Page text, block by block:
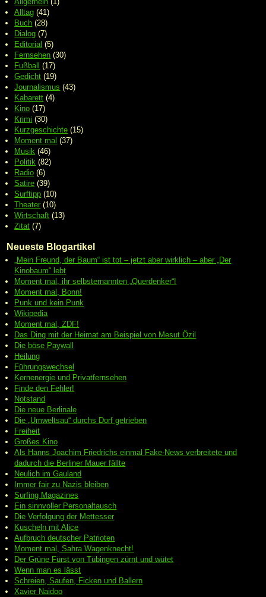
Alltag (41)
Buch (28)
Dialog (7)
Editorial (5)
Fernsehen (30)
Fußball (17)
Gedicht (19)
Journalismus (43)
Kabarett (4)
Kino (17)
Krimi (30)
Kurzgeschichte (15)
Moment mal (37)
Musik (46)
Politik (82)
Radio (6)
Satire (39)
Surftipp (10)
Theater (10)
Wirtschaft (13)
Zitat (7)
Neueste Blogartikel
„Mein Freund, der Baum“ ist tot – jetzt aber wirklich – aber „Der
Kinobaum“ lebt
Moment mal, ihr selbsternannten „Querdenker“!
Moment mal, Bonn!
Punk und kein Punk
Wikipedia
Moment mal, ZDF!
Das Ding mit der Heimat am Beispiel von Mesut Özil
Die böse Paywall
Heilung
Führungswechsel
Kernenergie und Privatfernsehen
Finde den Fehler!
Notstand
Die neue Berlinale
Die „Umweltsau“ durchs Dorf getrieben
Freiheit
Großes Kino
Als Hanns Joachim Friedrichs einmal Fake-News verbreitete und
dadurch die Berliner Mauer fällte
Neulich im Gauland
Immer fair zu Nazis bleiben
Surfing Magazines
Ein sinnvoller Personaltausch
Die Verfolgung der Mettesser
Kuscheln mit Alice
Aufbruch deutscher Patrioten
Moment mal, Sahra Wagenknecht!
Der Grüne Fürst von Tübingen zürnt und wütet
Wenn man es lässt
Schreien, Saufen, Ficken und Ballern
Xavier Naidoo